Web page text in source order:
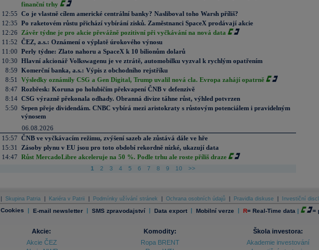
finanční trhy
12:55 Co je vlastně cílem americké centrální banky? Nasliboval toho Warsh příliš?
12:35 Po raketovém růstu přichází vybírání zisků. Zaměstnanci SpaceX prodávají akcie
12:26
Závěr týdne je pro akcie převážně pozitivní při vyčkávání na nová data
11:52 ČEZ, a.s.: Oznámení o výplatě úrokového výnosu
11:00 Perly týdne: Zlato nahoru a SpaceX k 10 bilionům dolarů
10:30 Hlavní akcionář Volkswagenu je ve ztrátě, automobilku vyzval k rychlým opatřením
8:59 Komerční banka, a.s.: Výpis z obchodního rejstříku
8:51
Výsledky oznámily CSG a Gen Digital, Trump uvalil nová cla. Evropa zahájí opatrně
8:47 Rozbřesk: Koruna po holubičím překvapení ČNB v defenzivě
8:14 CSG výrazně překonala odhady. Obranná divize táhne růst, výhled potvrzen
5:50 Srpen přeje dividendám. CNBC vybírá mezi aristokraty s růstovým potenciálem i pravidelným
výnosem
06.08.2026
15:57 ČNB ve vyčkávacím režimu, zvýšení sazeb ale zůstává dále ve hře
15:31
Zásoby plynu v EU jsou pro toto období rekordně nízké, ukazují data
14:47 Růst MercadoLibre akceleruje na 50 %. Podle trhu ale roste příliš draze
1 2 3 4 5 6 7 8 9 10 >>
Skupina Patria Kariéra v Patrii Podmínky užívání stránek Ochrana osobních údajů Pravidla diskuse Investiční
Cookies | E-mail newsletter | SMS zpravodajství | Data export | Mobilní verze | R= Real-Time data | =
Akcie:
Akcie ČEZ
Komodity:
Ropa BRENT
Škola investora:
Akademie investování